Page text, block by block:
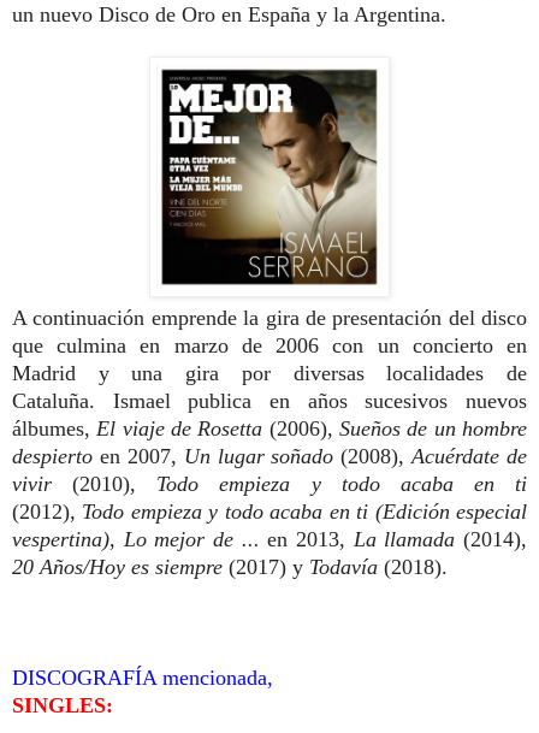
un nuevo Disco de Oro en España y la Argentina.
A continuación emprende la gira de presentación del disco
que culmina en marzo de 2006 con un concierto en
Madrid y una gira por diversas localidades de
Cataluña. Ismael publica en años sucesivos nuevos
álbumes, El viaje de Rosetta (2006),Sueños de un hombre
despierto en 2007, Un lugar soñado(2008),Acuérdate de
vivir(2010), Todo empieza y todo acaba en ti
(2012), Todo empieza y todo acaba en ti (Edición especial
vespertina), Lo mejor de ...en 2013, La llamada(2014),
20 Años/Hoy es siempre (2017) y Todavía (2018).
DISCOGRAFÍA mencionada,
SINGLES: